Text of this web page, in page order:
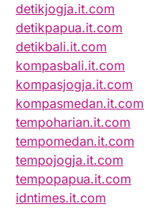
detikjogja.it.com
detikpapua.it.com
detikbali.it.com
kompasbali.it.com
kompasjogja.it.com
kompasmedan.it.com
tempoharian.it.com
tempomedan.it.com
tempojogja.it.com
tempopapua.it.com
idntimes.it.com